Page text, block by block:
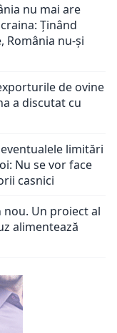
nu mai are
Ținând
România nu-și
de ovine
a discutat cu
limitări
Nu se vor face
casnici
Un proiect al
alimentează